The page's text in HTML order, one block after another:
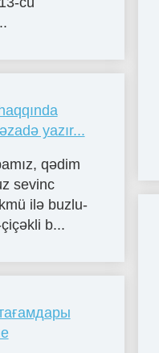
yazır...
qədim
sevinc
ilə buzlu-
b...